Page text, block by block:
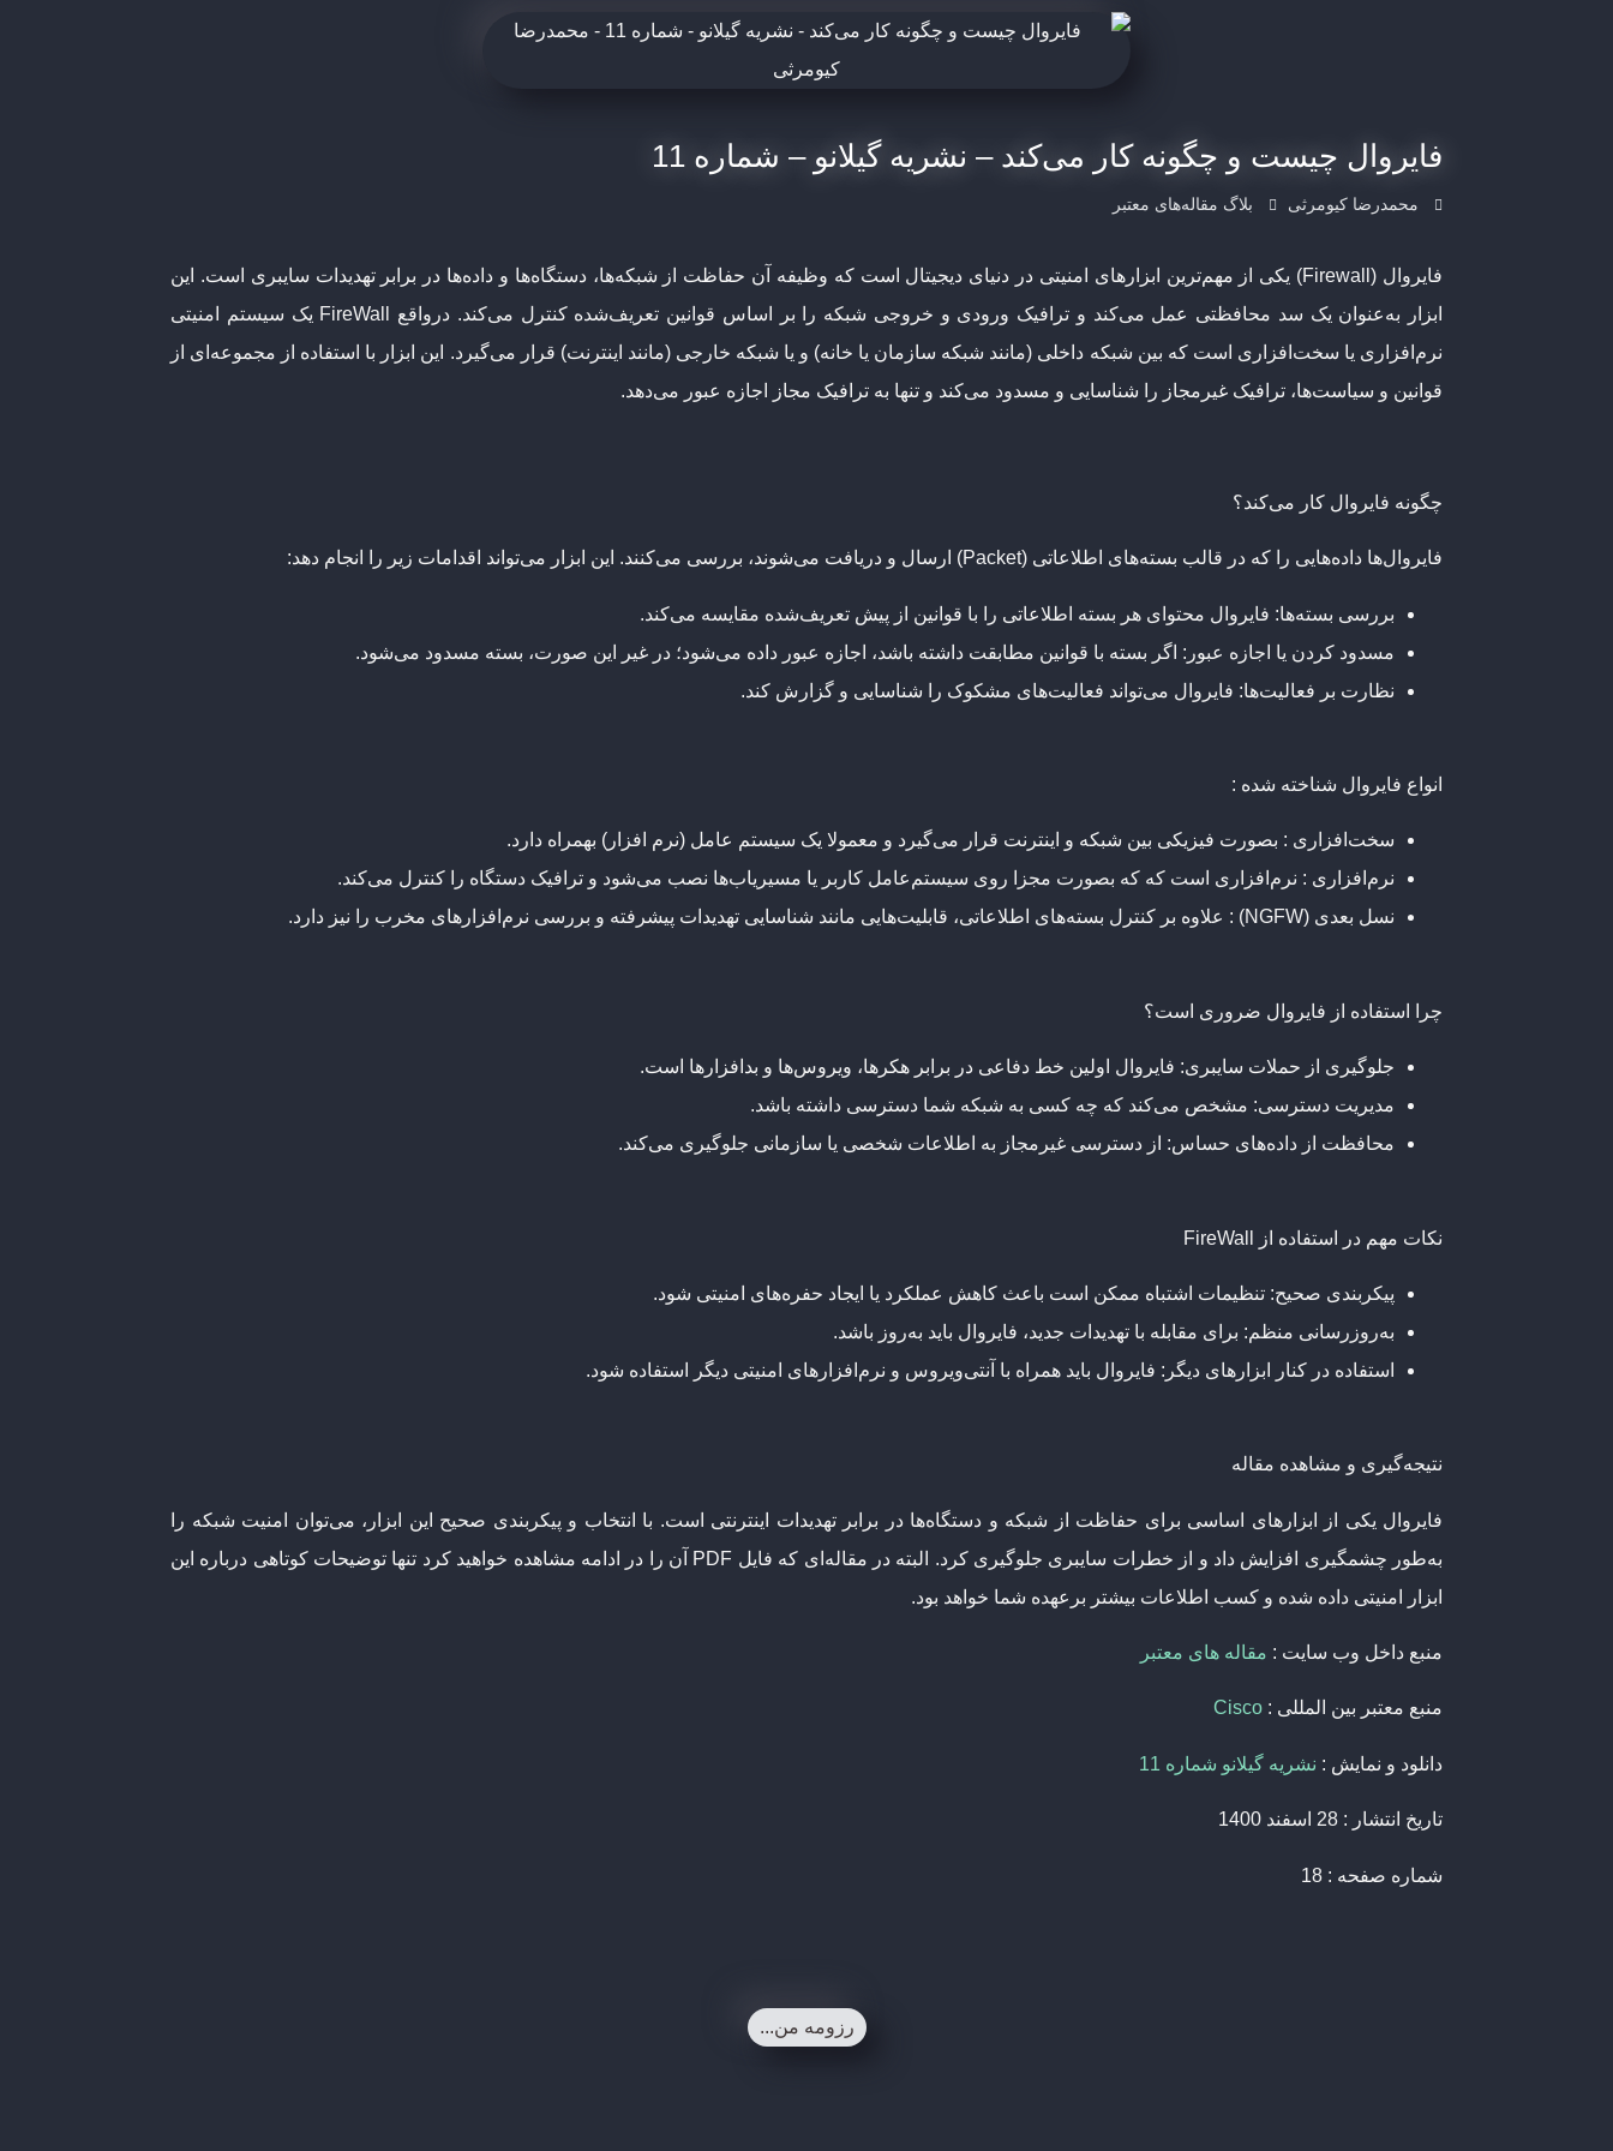
فایروال چیست و چگونه کار می‌کند – نشریه گیلانو – شماره 11
محمدرضا کیومرثی بلاگ مقاله‌های معتبر
فایروال (Firewall) یکی از مهم‌ترین ابزارهای امنیتی در دنیای دیجیتال است که وظیفه آن حفاظت از شبکه‌ها، دستگاه‌ها و داده‌ها در برابر تهدیدات سایبری است. این
ابزار به‌عنوان یک سد محافظتی عمل می‌کند و ترافیک ورودی و خروجی شبکه را بر اساس قوانین تعریف‌شده کنترل می‌کند. درواقع FireWall یک سیستم امنیتی
نرم‌افزاری یا سخت‌افزاری است که بین شبکه داخلی (مانند شبکه سازمان یا خانه) و یا شبکه خارجی (مانند اینترنت) قرار می‌گیرد. این ابزار با استفاده از مجموعه‌ای از
قوانین و سیاست‌ها، ترافیک غیرمجاز را شناسایی و مسدود می‌کند و تنها به ترافیک مجاز اجازه عبور می‌دهد.
چگونه فایروال کار می‌کند؟
فایروال‌ها داده‌هایی را که در قالب بسته‌های اطلاعاتی (Packet) ارسال و دریافت می‌شوند، بررسی می‌کنند. این ابزار می‌تواند اقدامات زیر را انجام دهد:
بررسی بسته‌ها: فایروال محتوای هر بسته اطلاعاتی را با قوانین از پیش تعریف‌شده مقایسه می‌کند.
مسدود کردن یا اجازه عبور : اگر بسته با قوانین مطابقت داشته باشد، اجازه عبور داده می‌شود؛ در غیر این صورت، بسته مسدود می‌شود.
نظارت بر فعالیت‌ها: فایروال می‌تواند فعالیت‌های مشکوک را شناسایی و گزارش کند.
انواع فایروال شناخته شده :
سخت‌افزاری : بصورت فیزیکی بین شبکه و اینترنت قرار می‌گیرد و معمولا یک سیستم عامل (نرم افزار) بهمراه دارد.
نرم‌افزاری : نرم‌افزاری است که که بصورت مجزا روی سیستم‌عامل کاربر یا مسیریاب‌ها نصب می‌شود و ترافیک دستگاه را کنترل می‌کند.
نسل بعدی (NGFW) :
علاوه بر کنترل بسته‌های اطلاعاتی، قابلیت‌هایی مانند شناسایی تهدیدات پیشرفته و بررسی نرم‌افزارهای مخرب را نیز دارد.
چرا استفاده از فایروال ضروری است؟
جلوگیری از حملات سایبری: فایروال اولین خط دفاعی در برابر هکرها، ویروس‌ها و بدافزارها است.
مدیریت دسترسی: مشخص می‌کند که چه کسی به شبکه شما دسترسی داشته باشد.
محافظت از داده‌های حساس: از دسترسی غیرمجاز به اطلاعات شخصی یا سازمانی جلوگیری می‌کند.
نکات مهم در استفاده از FireWall
پیکربندی صحیح: تنظیمات اشتباه ممکن است باعث کاهش عملکرد یا ایجاد حفره‌های امنیتی شود.
به‌روزرسانی منظم: برای مقابله با تهدیدات جدید، فایروال باید به‌روز باشد.
استفاده در کنار ابزارهای دیگر : فایروال باید همراه با آنتی‌ویروس و نرم‌افزارهای امنیتی دیگر استفاده شود.
نتیجه‌گیری و مشاهده مقاله
فایروال یکی از ابزارهای اساسی برای حفاظت از شبکه و دستگاه‌ها در برابر تهدیدات اینترنتی است. با انتخاب و پیکربندی صحیح این ابزار، می‌توان امنیت شبکه را
به‌طور چشمگیری افزایش داد و از خطرات سایبری جلوگیری کرد. البته در مقاله‌ای که فایل PDF آن را در ادامه مشاهده خواهید کرد تنها توضیحات کوتاهی درباره این
ابزار امنیتی داده شده و کسب اطلاعات بیشتر برعهده شما خواهد بود.
منبع داخل وب سایت : مقاله های معتبر
منبع معتبر بین المللی : Cisco
دانلود و نمایش : نشریه گیلانو شماره 11
تاریخ انتشار : 28 اسفند 1400
شماره صفحه : 18
رزومه من...